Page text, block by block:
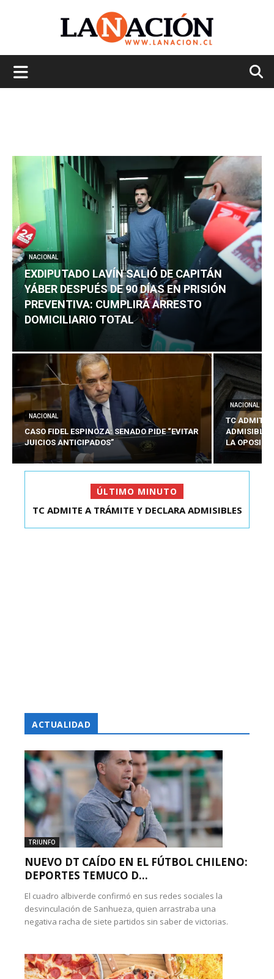
NACIONAL
EXDIPUTADO LAVÍN SALIÓ DE CAPITÁN
YÁBER DESPUÉS DE 90 DÍAS EN PRISIÓN
PREVENTIVA: CUMPLIRÁ ARRESTO
DOMICILIARIO TOTAL
NACIONAL
CASO FIDEL ESPINOZA: SENADO PIDE “EVITAR
JUICIOS ANTICIPADOS”
NACIONAL
TC ADMITE
ADMISIBLES
LA
ÚLTIMO MINUTO
EXDIPUTADO LAVÍN SALIÓ DE CAPITÁN YÁBER
ACTUALIDAD
TRIUNFO
NUEVO DT CAÍDO EN EL FÚTBOL CHILENO:
DEPORTES TEMUCO D...
El cuadro albiverde confirmó en sus redes sociales la
desvinculación de Sanhueza, quien arrastraba una
negativa racha de siete partidos sin saber de victorias.